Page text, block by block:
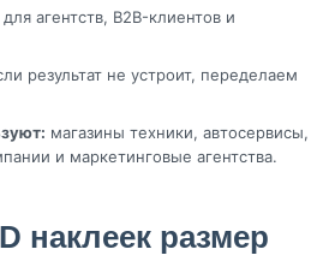
для агентств, B2B-клиентов и
результат не устроит, переделаем
магазины техники, автосервисы,
и маркетинговые агентства.
наклеек размер